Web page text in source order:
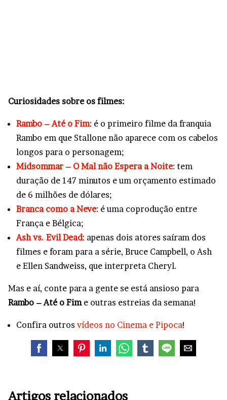
Curiosidades sobre os filmes:
Rambo – Até o Fim: é o primeiro filme da franquia
Rambo em que Stallone não aparece com os cabelos
longos para o personagem;
Midsommar – O Mal não Espera a Noite: tem
duração de 147 minutos e um orçamento estimado
de 6 milhões de dólares;
Branca como a Neve: é uma coprodução entre
França e Bélgica;
Ash vs. Evil Dead: apenas dois atores saíram dos
filmes e foram para a série, Bruce Campbell, o Ash
e Ellen Sandweiss, que interpreta Cheryl.
Mas e aí, conte para a gente se está ansioso para
Rambo – Até o Fime outras estreias da semana!
Confira outros vídeos no Cinema e Pipoca!
Artigos relacionados